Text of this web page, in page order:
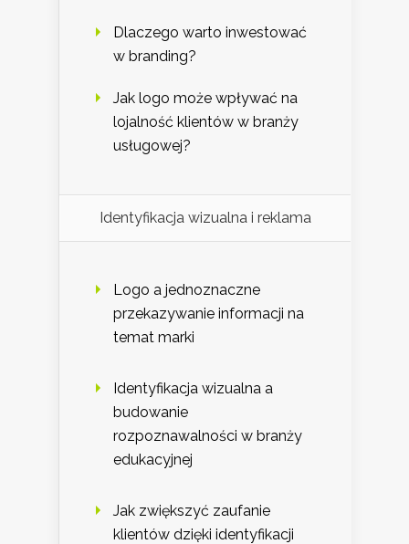
Dlaczego warto inwestować
w branding?
Jak logo może wpływać na
lojalność klientów w branży
usługowej?
Identyfikacja wizualna i reklama
Logo a jednoznaczne
przekazywanie informacji na
temat marki
Identyfikacja wizualna a
budowanie
rozpoznawalności w branży
edukacyjnej
Jak zwiększyć zaufanie
klientów dzięki identyfikacji